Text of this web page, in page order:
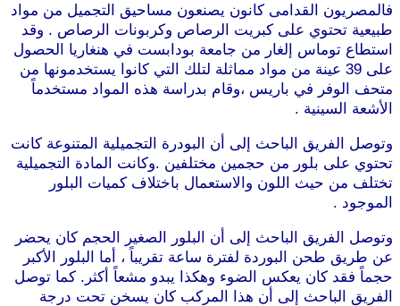
فالمصريون القدامى كانون يصنعون مساحيق التجميل من مواد
طبيعية تحتوي على كبريت الرصاص وكربونات الرصاص . وقد
استطاع توماس إلغار من جامعة بودابست في هنغاريا الحصول
على 39 عينة من مواد مماثلة لتلك التي كانوا يستخدمونها من
متحف الوفر في باريس ،وقام بدراسة هذه المواد مستخدماً
الأشعة السينية .
وتوصل الفريق الباحث إلى أن البودرة التجميلية المتنوعة كانت
تحتوي على بلور من حجمين مختلفين .وكانت المادة التجميلية
تختلف من حيث اللون والاستعمال باختلاف كميات البلور
الموجود .
وتوصل الفريق الباحث إلى أن البلور الصغير الحجم كان يحضر
عن طريق طحن البوردة لفترة ساعة تقريباً ، أما البلور الأكبر
حجماً فقد كان يعكس الضوء وهكذا يبدو مشعاً أكثر. كما توصل
الفريق الباحث إلى أن هذا المركب كان يسخن تحت درجة